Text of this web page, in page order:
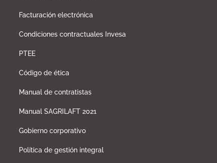
Facturación electrónica
Condiciones contractuales Invesa
PTEE
Código de ética
Manual de contratistas
Manual SAGRILAFT 2021
Gobierno corporativo
Política de gestión integral